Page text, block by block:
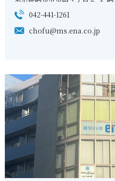
042-441-1261
chofu@ms.ena.co.jp